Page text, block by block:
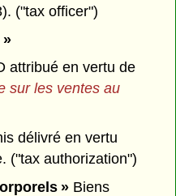
("tax officer")
attribué en vertu de
sur les ventes au
délivré en vertu
("tax authorization")
»Biens